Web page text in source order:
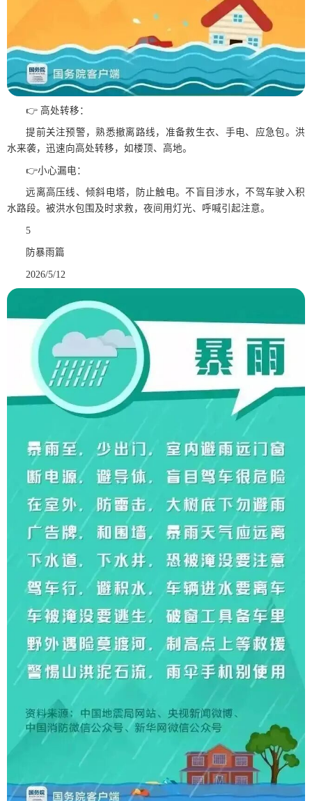
👉 高处转移：
提前关注预警，熟悉撤离路线，准备救生衣、手电、应急包。洪
水来袭，迅速向高处转移，如楼顶、高地。
👉小心漏电：
远离高压线、倾斜电塔，防止触电。不盲目涉水，不驾车驶入积
水路段。被洪水包围及时求救，夜间用灯光、呼喊引起注意。
5
防暴雨篇
2026/5/12